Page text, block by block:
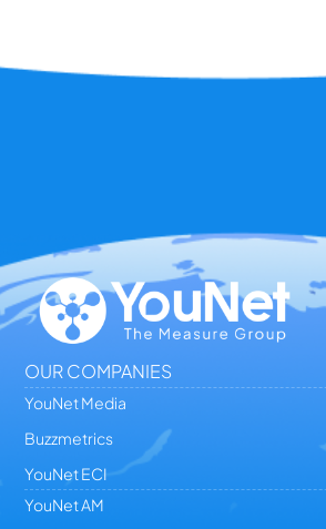
OUR COMPANIES
YouNet Media
Buzzmetrics
YouNet ECI
YouNet AM